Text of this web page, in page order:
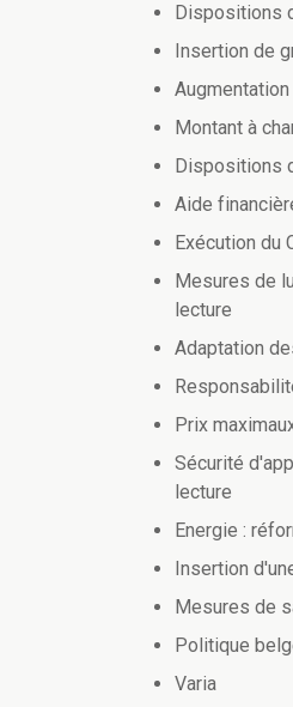
Dispositions
Insertion de
Montant à
Dispositions
Aide
Exécution du
Mesures de
lecture
Adaptation
Prix
Sécurité
lecture
Energie :
Insertion
Mesures de
Politique
Varia